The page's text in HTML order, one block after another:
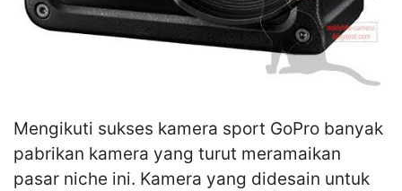
Mengikuti sukses kamera sport GoPro banyak
pabrikan kamera yang turut meramaikan
pasar niche ini. Kamera yang didesain untuk